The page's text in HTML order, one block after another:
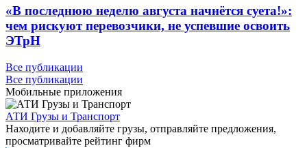
«В последнюю неделю августа начнётся суета!»:
чем рискуют перевозчики, не успевшие освоить
ЭТрН
Все публикации
Все публикации
Мобильные приложения
АТИ Грузы и Транспорт
Находите и добавляйте грузы, отправляйте предложения,
просматривайте рейтинг фирм